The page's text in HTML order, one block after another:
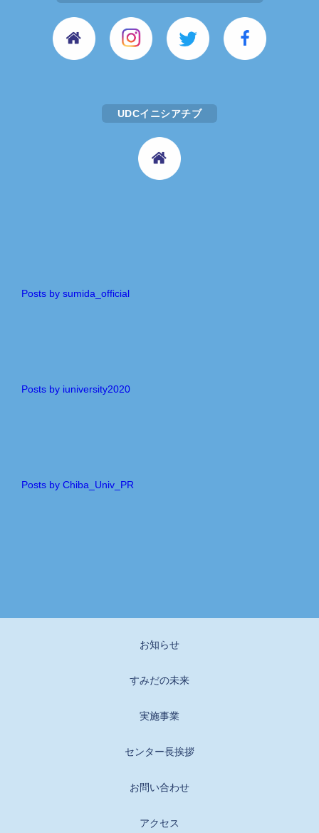
UDCイニシアチブ
Posts by sumida_official
Posts by iuniversity2020
Posts by Chiba_Univ_PR
お知らせ
すみだの未来
実施事業
センター長挨拶
お問い合わせ
アクセス